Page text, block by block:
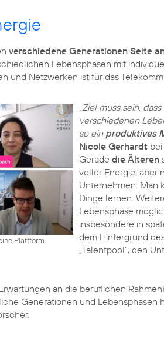
verschiedene Generationen Seite
Lebensphasen mit
und Netzwerken ist für das
Plattform.
„Ziel muss sein,
verschiedenen
so ein produktives
Nicole Gerhardt
Gerade die Älteren
voller Energie, aber
Unternehmen. Man
Dinge lernen.
Lebensphase
insbesondere in
dem Hintergrund
„Talentpool“, den
an die beruflichen
Generationen und Lebensphasen